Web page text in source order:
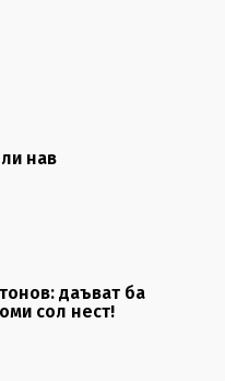
нав
даъват ба
сол нест!